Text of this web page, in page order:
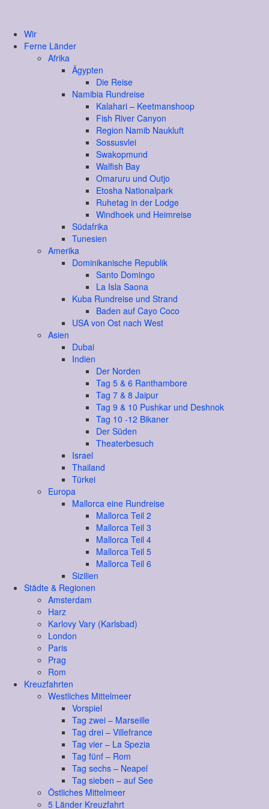
Wir
Ferne Länder
Afrika
Ägypten
Die Reise
Namibia Rundreise
Kalahari – Keetmanshoop
Fish River Canyon
Region Namib Naukluft
Sossusvlei
Swakopmund
Walfish Bay
Omaruru und Outjo
Etosha Nationalpark
Ruhetag in der Lodge
Windhoek und Heimreise
Südafrika
Tunesien
Amerika
Dominikanische Republik
Santo Domingo
La Isla Saona
Kuba Rundreise und Strand
Baden auf Cayo Coco
USA von Ost nach West
Asien
Dubai
Indien
Der Norden
Tag 5 & 6 Ranthambore
Tag 7 & 8 Jaipur
Tag 9 & 10 Pushkar und Deshnok
Tag 10 -12 Bikaner
Der Süden
Theaterbesuch
Israel
Thailand
Türkei
Europa
Mallorca eine Rundreise
Mallorca Teil 2
Mallorca Teil 3
Mallorca Teil 4
Mallorca Teil 5
Mallorca Teil 6
Sizilien
Städte & Regionen
Amsterdam
Harz
Karlovy Vary (Karlsbad)
London
Paris
Prag
Rom
Kreuzfahrten
Westliches Mittelmeer
Vorspiel
Tag zwei – Marseille
Tag drei – Villefrance
Tag vier – La Spezia
Tag fünf – Rom
Tag sechs – Neapel
Tag sieben – auf See
Östliches Mittelmeer
5 Länder Kreuzfahrt